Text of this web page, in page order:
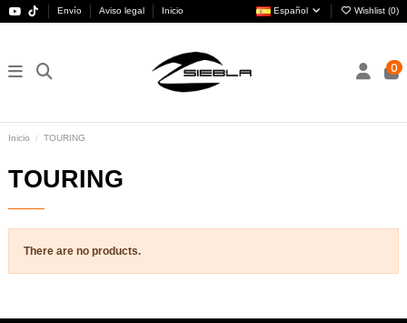
Envío Aviso legal Inicio Español Wishlist (0)
0
Inicio TOURING
TOURING
There are no products.